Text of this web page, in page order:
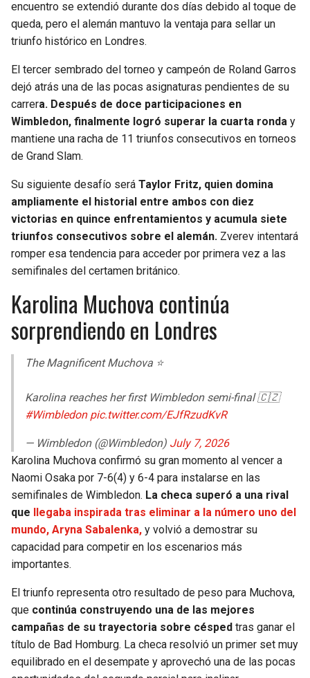
encuentro se extendió durante dos días debido al toque de
queda, pero el alemán mantuvo la ventaja para sellar un
triunfo histórico en Londres.
El tercer sembrado del torneo y campeón de Roland Garros
dejó atrás una de las pocas asignaturas pendientes de su
carrera. Después de doce participaciones en
Wimbledon, finalmente logró superar la cuarta ronda y
mantiene una racha de 11 triunfos consecutivos en torneos
de Grand Slam.
Su siguiente desafío será Taylor Fritz, quien domina
ampliamente el historial entre ambos con diez
victorias en quince enfrentamientos y acumula siete
triunfos consecutivos sobre el alemán. Zverev intentará
romper esa tendencia para acceder por primera vez a las
semifinales del certamen británico.
Karolina Muchova continúa
sorprendiendo en Londres
The Magnificent Muchova ⭐️
Karolina reaches her first Wimbledon semi-final 🇨🇿
#Wimbledon pic.twitter.com/EJfRzudKvR
— Wimbledon (@Wimbledon) July 7, 2026
Karolina Muchova confirmó su gran momento al vencer a
Naomi Osaka por 7-6(4) y 6-4 para instalarse en las
semifinales de Wimbledon. La checa superó a una rival
que
llegaba inspirada tras eliminar a la número uno del
mundo, Aryna Sabalenka, y volvió a demostrar su
capacidad para competir en los escenarios más
importantes.
El triunfo representa otro resultado de peso para Muchova,
que continúa construyendo una de las mejores
campañas de su trayectoria sobre césped tras ganar el
título de Bad Homburg. La checa resolvió un primer set muy
equilibrado en el desempate y aprovechó una de las pocas